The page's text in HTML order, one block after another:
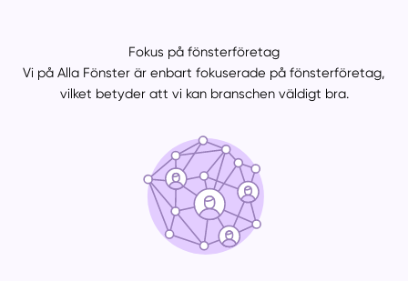
Fokus på fönsterföretag
Vi på Alla Fönster är enbart fokuserade på fönsterföretag,
vilket betyder att vi kan branschen väldigt bra.